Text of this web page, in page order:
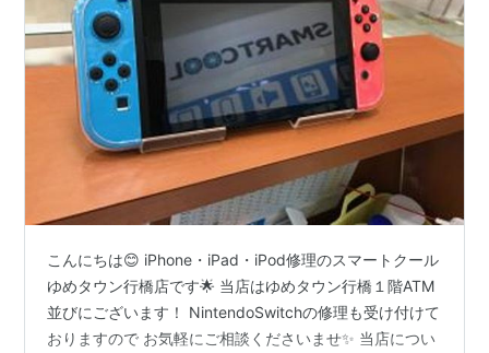
こんにちは😊 iPhone・iPad・iPod修理のスマートクール
ゆめタウン行橋店です🌟 当店はゆめタウン行橋１階ATM
並びにございます！ NintendoSwitchの修理も受け付けて
おりますので お気軽にご相談くださいませ✨ 当店につい